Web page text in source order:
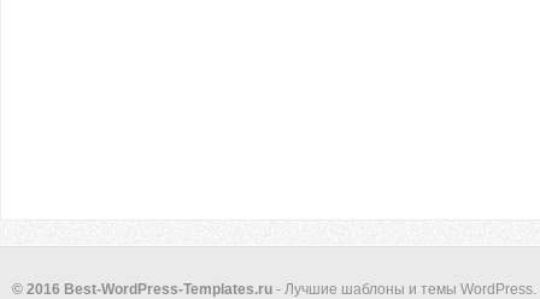
© 2016 Best-WordPress-Templates.ru - Лучшие шаблоны и темы